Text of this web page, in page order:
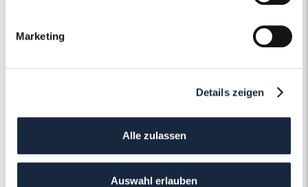
Marketing
Details zeigen
Alle zulassen
Auswahl erlauben
Schmuckervice
Mehr erfahren